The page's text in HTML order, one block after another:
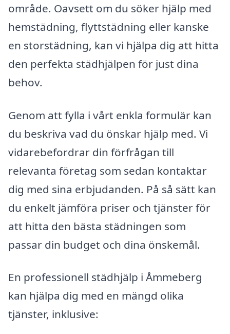
område. Oavsett om du söker hjälp med
hemstädning, flyttstädning eller kanske
en storstädning, kan vi hjälpa dig att hitta
den perfekta städhjälpen för just dina
behov.
Genom att fylla i vårt enkla formulär kan
du beskriva vad du önskar hjälp med. Vi
vidarebefordrar din förfrågan till
relevanta företag som sedan kontaktar
dig med sina erbjudanden. På så sätt kan
du enkelt jämföra priser och tjänster för
att hitta den bästa städningen som
passar din budget och dina önskemål.
En professionell städhjälp i Åmmeberg
kan hjälpa dig med en mängd olika
tjänster, inklusive: